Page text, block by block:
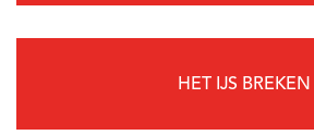
HET IJS BREKEN